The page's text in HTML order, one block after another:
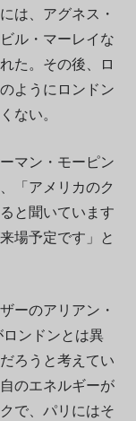
は、アグネス・
ル・マーレイな
た。その後、ロ
ようにロンドン
ない。
マン・モーピン
「アメリカのク
と聞いています
場予定です」と
ーのアリアン・
ンドンとは異
ろうと考えてい
のエネルギーが
で、パリにはそ